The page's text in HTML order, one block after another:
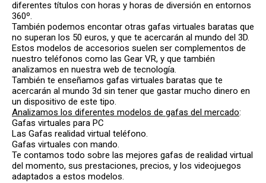
diferentes títulos con horas y horas de diversión en entornos
360º.
También podemos encontar otras gafas virtuales baratas que
no superan los 50 euros, y que te acercarán al mundo del 3D.
Estos modelos de accesorios suelen ser complementos de
nuestro teléfonos como las Gear VR, y que también
analizamos en nuestra web de tecnología.
También te enseñamos gafas virtuales baratas que te
acercarán al mundo 3d sin tener que gastar mucho dinero en
un dispositivo de este tipo.
Analizamos los diferentes modelos de gafas del mercado:
Gafas virtuales para PC
Las Gafas realidad virtual teléfono.
Gafas virtuales con mando.
Te contamos todo sobre las mejores gafas de realidad virtual
del momento, sus prestaciones, precios, y los videojuegos
adaptados a estos modelos.